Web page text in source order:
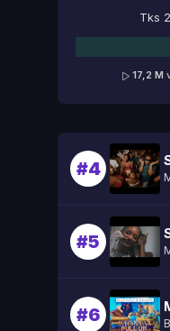
Tks
17,2 M
#4
#5
#6